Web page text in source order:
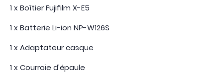
1 x Boîtier Fujifilm X-E5
1 x Batterie Li-ion NP-W126S
1 x Adaptateur casque
1 x Courroie d’épaule